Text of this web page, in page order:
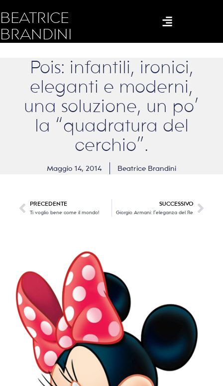
BEATRICE
BRANDINI
Pois: infantili, ironici,
eleganti e moderni,
una soluzione, un po’
la “quadratura del
cerchio”.
Maggio 14, 2014 Beatrice Brandini
PRECEDENTE
Ti voglio bene come il mondo!
SUCCESSIVO
Giorgio Armani: l’eleganza del Re